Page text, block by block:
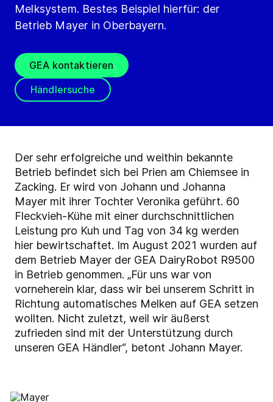
Melksystem. Bestes Beispiel hierfür: der
Betrieb Mayer in Oberbayern.
GEA kontaktieren
Händlersuche
Der sehr erfolgreiche und weithin bekannte
Betrieb befindet sich bei Prien am Chiemsee in
Zacking. Er wird von Johann und Johanna
Mayer mit ihrer Tochter Veronika geführt. 60
Fleckvieh-Kühe mit einer durchschnittlichen
Leistung pro Kuh und Tag von 34 kg werden
hier bewirtschaftet. Im August 2021 wurden auf
dem Betrieb Mayer der GEA DairyRobot R9500
in Betrieb genommen. „Für uns war von
vorneherein klar, dass wir bei unserem Schritt in
Richtung automatisches Melken auf GEA setzen
wollten. Nicht zuletzt, weil wir äußerst
zufrieden sind mit der Unterstützung durch
unseren GEA Händler“, betont Johann Mayer.